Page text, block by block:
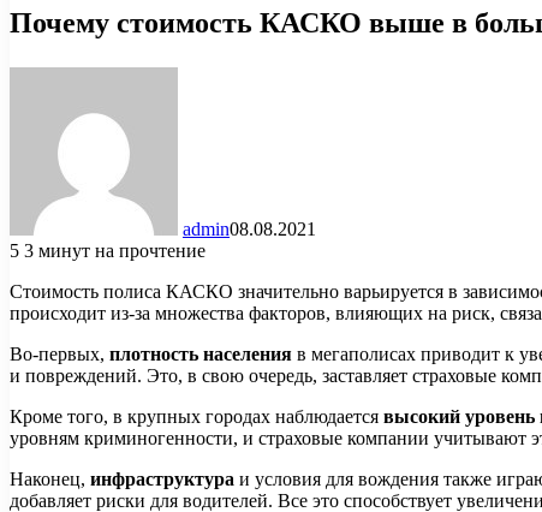
Почему стоимость КАСКО выше в
admin08.08.2021
5 3 минут на прочтение
Стоимость полиса КАСКО значительно варьируется в
происходит из-за множества факторов, влияющих на риск,
Во-первых, плотность населения в мегаполисах приводит к
и повреждений. Это, в свою очередь, заставляет страховые
Кроме того, в крупных городах наблюдается высокий уровень
уровням криминогенности, и страховые компании учитывают
Наконец, инфраструктура и условия для вождения также
добавляет риски для водителей. Все это способствует